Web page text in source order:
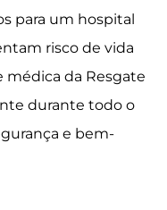
para um hospital
risco de vida
médica da Resgate
durante todo o
e bem-